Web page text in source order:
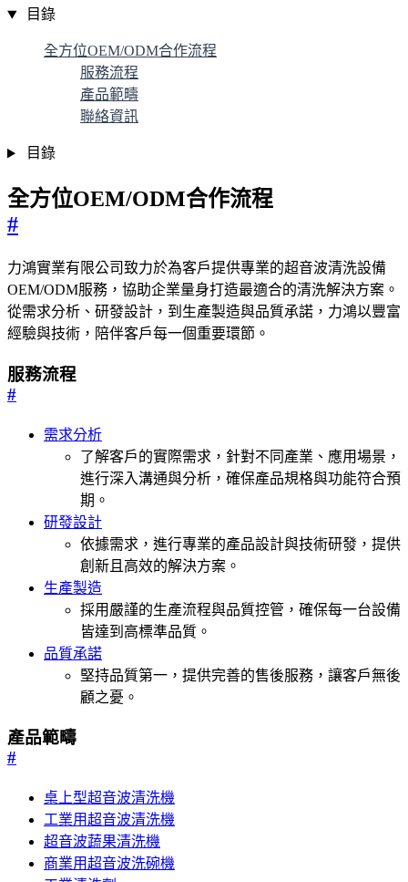
目錄
全方位OEM/ODM合作流程
服務流程
產品範疇
聯絡資訊
目錄
全方位OEM/ODM合作流程
#
力鴻實業有限公司致力於為客戶提供專業的超音波清洗設備
OEM/ODM服務，協助企業量身打造最適合的清洗解決方案。
從需求分析、研發設計，到生產製造與品質承諾，力鴻以豐富
經驗與技術，陪伴客戶每一個重要環節。
服務流程
#
需求分析
了解客戶的實際需求，針對不同產業、應用場景，
進行深入溝通與分析，確保產品規格與功能符合預
期。
研發設計
依據需求，進行專業的產品設計與技術研發，提供
創新且高效的解決方案。
生產製造
採用嚴謹的生產流程與品質控管，確保每一台設備
皆達到高標準品質。
品質承諾
堅持品質第一，提供完善的售後服務，讓客戶無後
顧之憂。
產品範疇
#
桌上型超音波清洗機
工業用超音波清洗機
超音波蔬果清洗機
商業用超音波洗碗機